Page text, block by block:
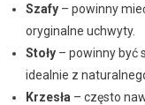
Szafy– powinny
oryginalne uchwyty.
Stoły– powinny być
idealnie z
Krzesła – często